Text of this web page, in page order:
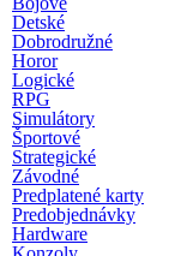
Detské
Dobrodružné
Horor
Logické
RPG
Simulátory
Športové
Strategické
Závodné
Predplatené karty
Predobjednávky
Hardware